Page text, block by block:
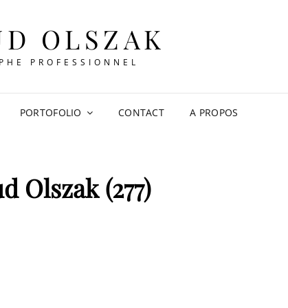
OLSZAK
PROFESSIONNEL
PORTOFOLIO CONTACT A PROPOS
Olszak (277)